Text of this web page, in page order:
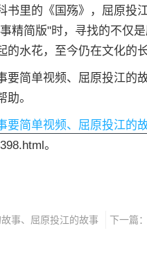
书里的《国殇》，屈原投
精简版"时，寻找的不仅
水花，至今仍在文化的
要简单视频、屈原投江的
。
要简单视频、屈原投江的
。
事、屈原投江的故事
下一篇：